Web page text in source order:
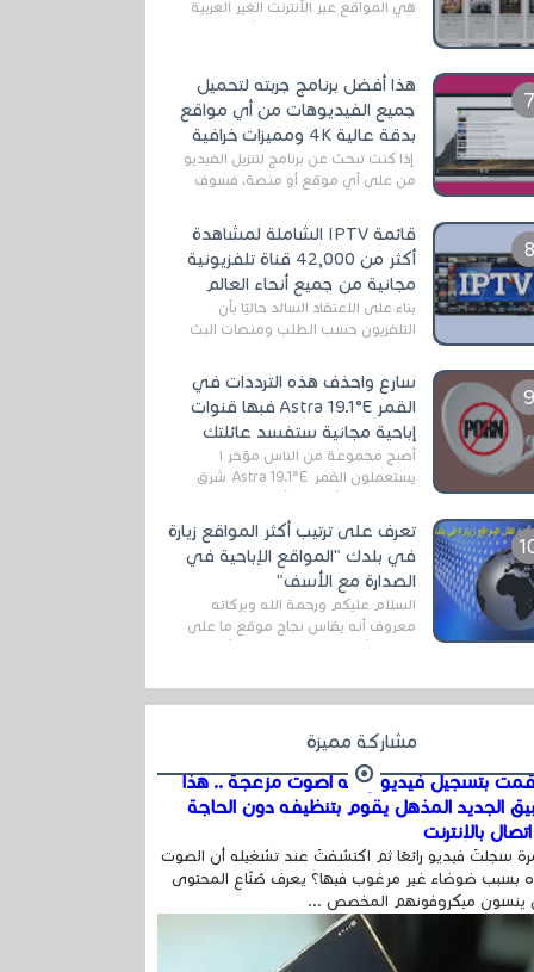
هي المواقع عبر الأنترنت الغير العربية
التي تقدم خدمة تحميل الأفلام على
هذا أفضل برنامج جربته لتحميل
جميع الفيديوهات من أي مواقع
بدقة عالية 4K ومميزات خرافية
إذا كنت تبحث عن برنامج لتنزيل الفيديو
من على أي موقع أو منصة، فسوف
الخاصة بالبرامج والتطبيقات في هذا
المج...
قائمة IPTV الشاملة لمشاهدة
أكثر من 42,000 قناة تلفزيونية
مجانية من جميع أنحاء العالم
بناءً على الاعتقاد السائد حاليًا بأن
التلفزيون حسب الطلب ومنصات البث
سارع واحذف هذه الترددات في
القمر Astra 19.1°E فبها قنوات
إباحية مجانية ستفسد عائلتك
أصبح مجموعة من الناس مؤخر ا
يستعملون القمر Astra 19.1°E شرق
قنوات مميزة جدا تنقل العديد من البرامج
اله...
تعرف على ترتيب أكثر المواقع زيارة
في بلدك "المواقع الإباحية في
الصدارة مع الأسف"
السلام عليكم ورحمة الله وبركاته
معروف أنه يقاس نجاح موقع ما على
في...
مشاركة مميزة
بتسجيل فيديو وفيه أصوت مزعجة .. هذا
الجديد المذهل يقوم بتنظيفه دون الحاجة
بالإنترنت
سجلتَ فيديو رائعًا ثم اكتشفتَ عند تشغيله أن الصوت
بسبب ضوضاء غير مرغوب فيها؟ يعرف صُنّاع المحتوى
ينسون ميكروفونهم المخصص ...